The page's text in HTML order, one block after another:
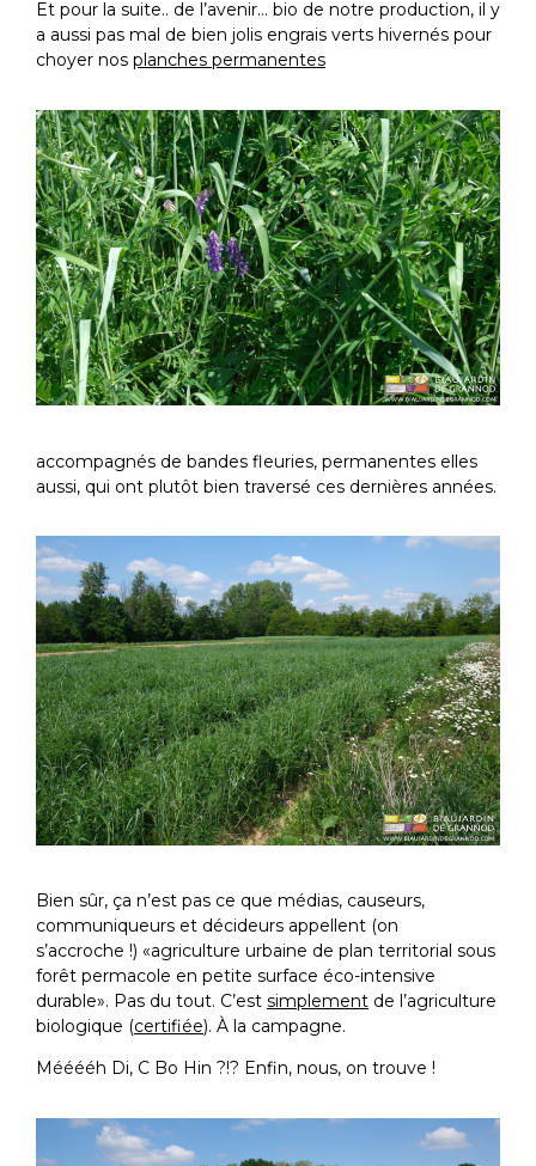
Et pour la suite.. de l’avenir… bio de notre production, il y
a aussi pas mal de bien jolis engrais verts hivernés pour
choyer nos planches permanentes
accompagnés de bandes fleuries, permanentes elles
aussi, qui ont plutôt bien traversé ces dernières années.
Bien sûr, ça n’est pas ce que médias, causeurs,
communiqueurs et décideurs appellent (on
s’accroche !) «agriculture urbaine de plan territorial sous
forêt permacole en petite surface éco-intensive
durable». Pas du tout. C’est simplement de l’agriculture
biologique (certifiée). À la campagne.
Mééééh Di, C Bo Hin ?!? Enfin, nous, on trouve !